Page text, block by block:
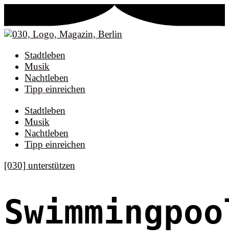
Stadtleben
Musik
Nachtleben
Tipp einreichen
Stadtleben
Musik
Nachtleben
Tipp einreichen
[030] unterstützen